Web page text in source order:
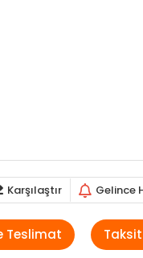
Karşılaştır Gelince
Teslimat